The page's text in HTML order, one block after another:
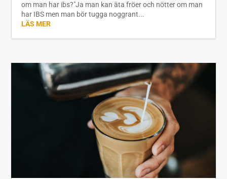
om man har ibs?"Ja man kan äta fröer och nötter om man
har IBS men man bör tugga noggrant...
LÄS MER